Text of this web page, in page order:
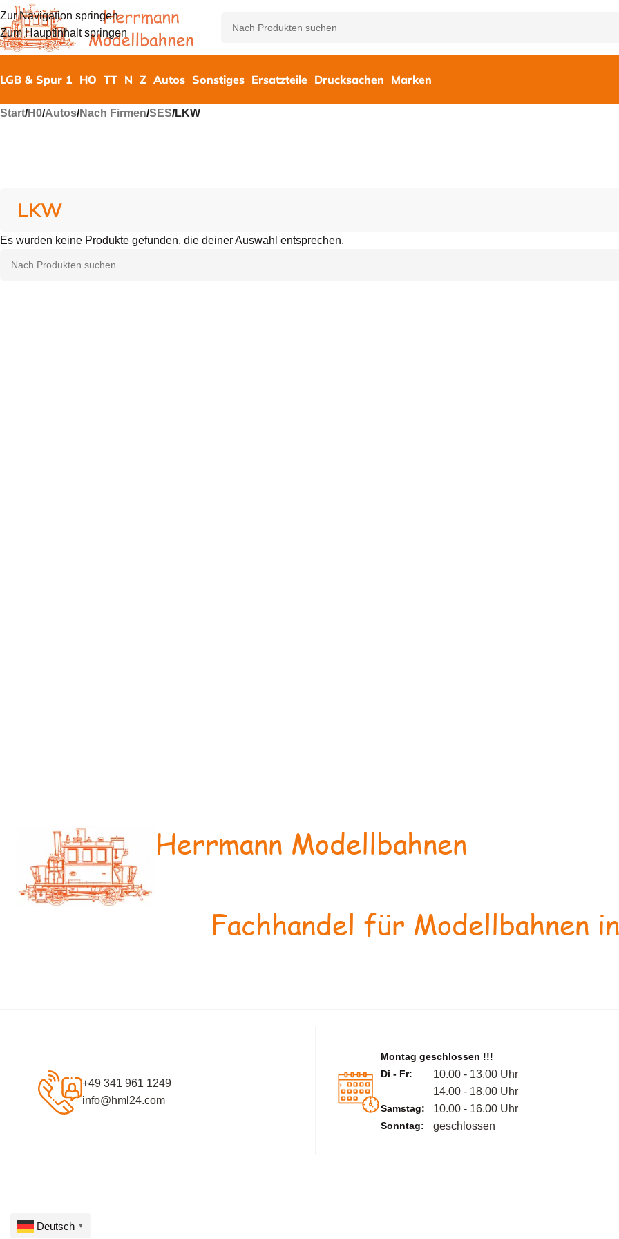
Zur Navigation springen
Zum Hauptinhalt springen
LGB & Spur 1 HO TT N Z Autos Sonstiges Ersatzteile Drucksachen Marken
Start/H0/Autos/Nach Firmen/SES/LKW
LKW
Es wurden keine Produkte gefunden, die deiner Auswahl entsprechen.
Herrmann Modellbahnen
Fachhandel für Modellbahnen
+49 341 961 1249
info@hml24.com
Montag geschlossen !!!
Di - Fr:
10.00 - 13.00 Uhr
14.00 - 18.00 Uhr
Samstag: 10.00 - 16.00 Uhr
Sonntag: geschlossen
Deutsch ▼